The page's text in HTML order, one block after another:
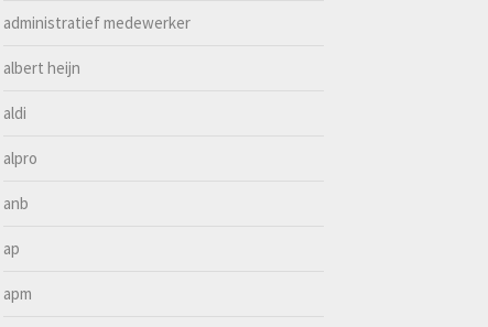
administratief medewerker
albert heijn
aldi
alpro
anb
ap
apm